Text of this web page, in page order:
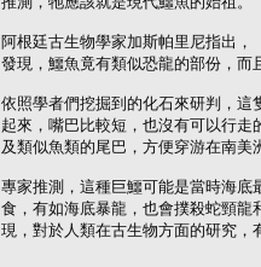
阿根廷古生物學家加斯帕里尼指出
發現，鱷魚竟有類似恐龍的部份，而
依照學者們挖掘到的化石來研判，
起來，嘴巴比較短，也沒有可以行
及類似魚類的尾巴，方便穿游在南美
專家推測，這種巨鱷可能是當時海
食，有如海底暴龍，也會撲殺蛇頸
現，對於人類在古生物方面的研究，